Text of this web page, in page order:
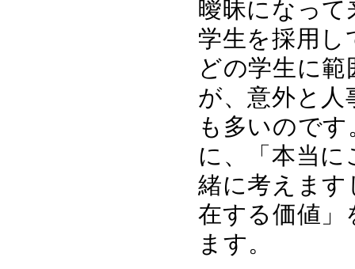
曖昧になっ
学生を採用し
どの学生に
が、意外と
も多いので
に、「本当
緒に考えます
在する価値」
ます。